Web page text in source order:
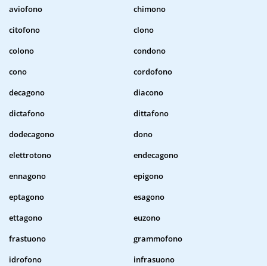
aviofono
chimono
citofono
clono
colono
condono
cono
cordofono
decagono
diacono
dictafono
dittafono
dodecagono
dono
elettrotono
endecagono
ennagono
epigono
eptagono
esagono
ettagono
euzono
frastuono
grammofono
idrofono
infrasuono